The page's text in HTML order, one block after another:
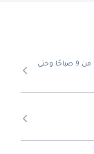
من الأحد إلى الخميس من 9 صباحًا وحتى